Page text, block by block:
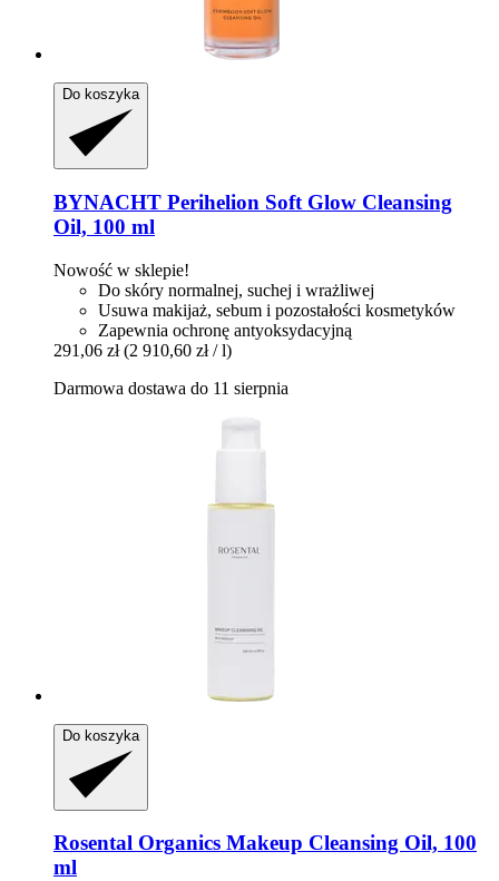
Do koszyka
BYNACHT Perihelion Soft Glow Cleansing
Oil, 100 ml
Nowość w sklepie!
Do skóry normalnej, suchej i wrażliwej
Usuwa makijaż, sebum i pozostałości kosmetyków
Zapewnia ochronę antyoksydacyjną
291,06 zł (2 910,60 zł / l)
Darmowa dostawa do 11 sierpnia
Do koszyka
Rosental Organics Makeup Cleansing Oil, 100
ml